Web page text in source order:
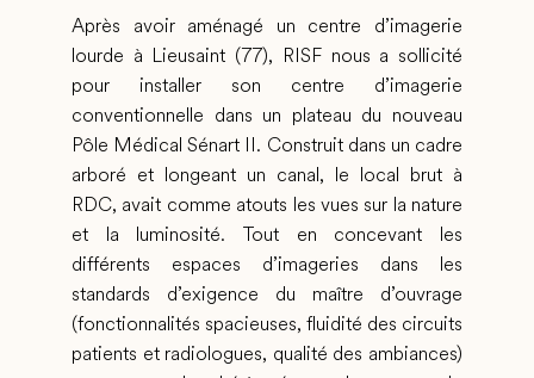
Après avoir aménagé un centre d’imagerie
lourde à Lieusaint (77), RISF nous a sollicité
pour installer son centre d’imagerie
conventionnelle dans un plateau du nouveau
Pôle Médical Sénart II. Construit dans un cadre
arboré et longeant un canal, le local brut à
RDC, avait comme atouts les vues sur la nature
et la luminosité. Tout en concevant les
différents espaces d’imageries dans les
standards d’exigence du maître d’ouvrage
(fonctionnalités spacieuses, fluidité des circuits
patients et radiologues, qualité des ambiances)